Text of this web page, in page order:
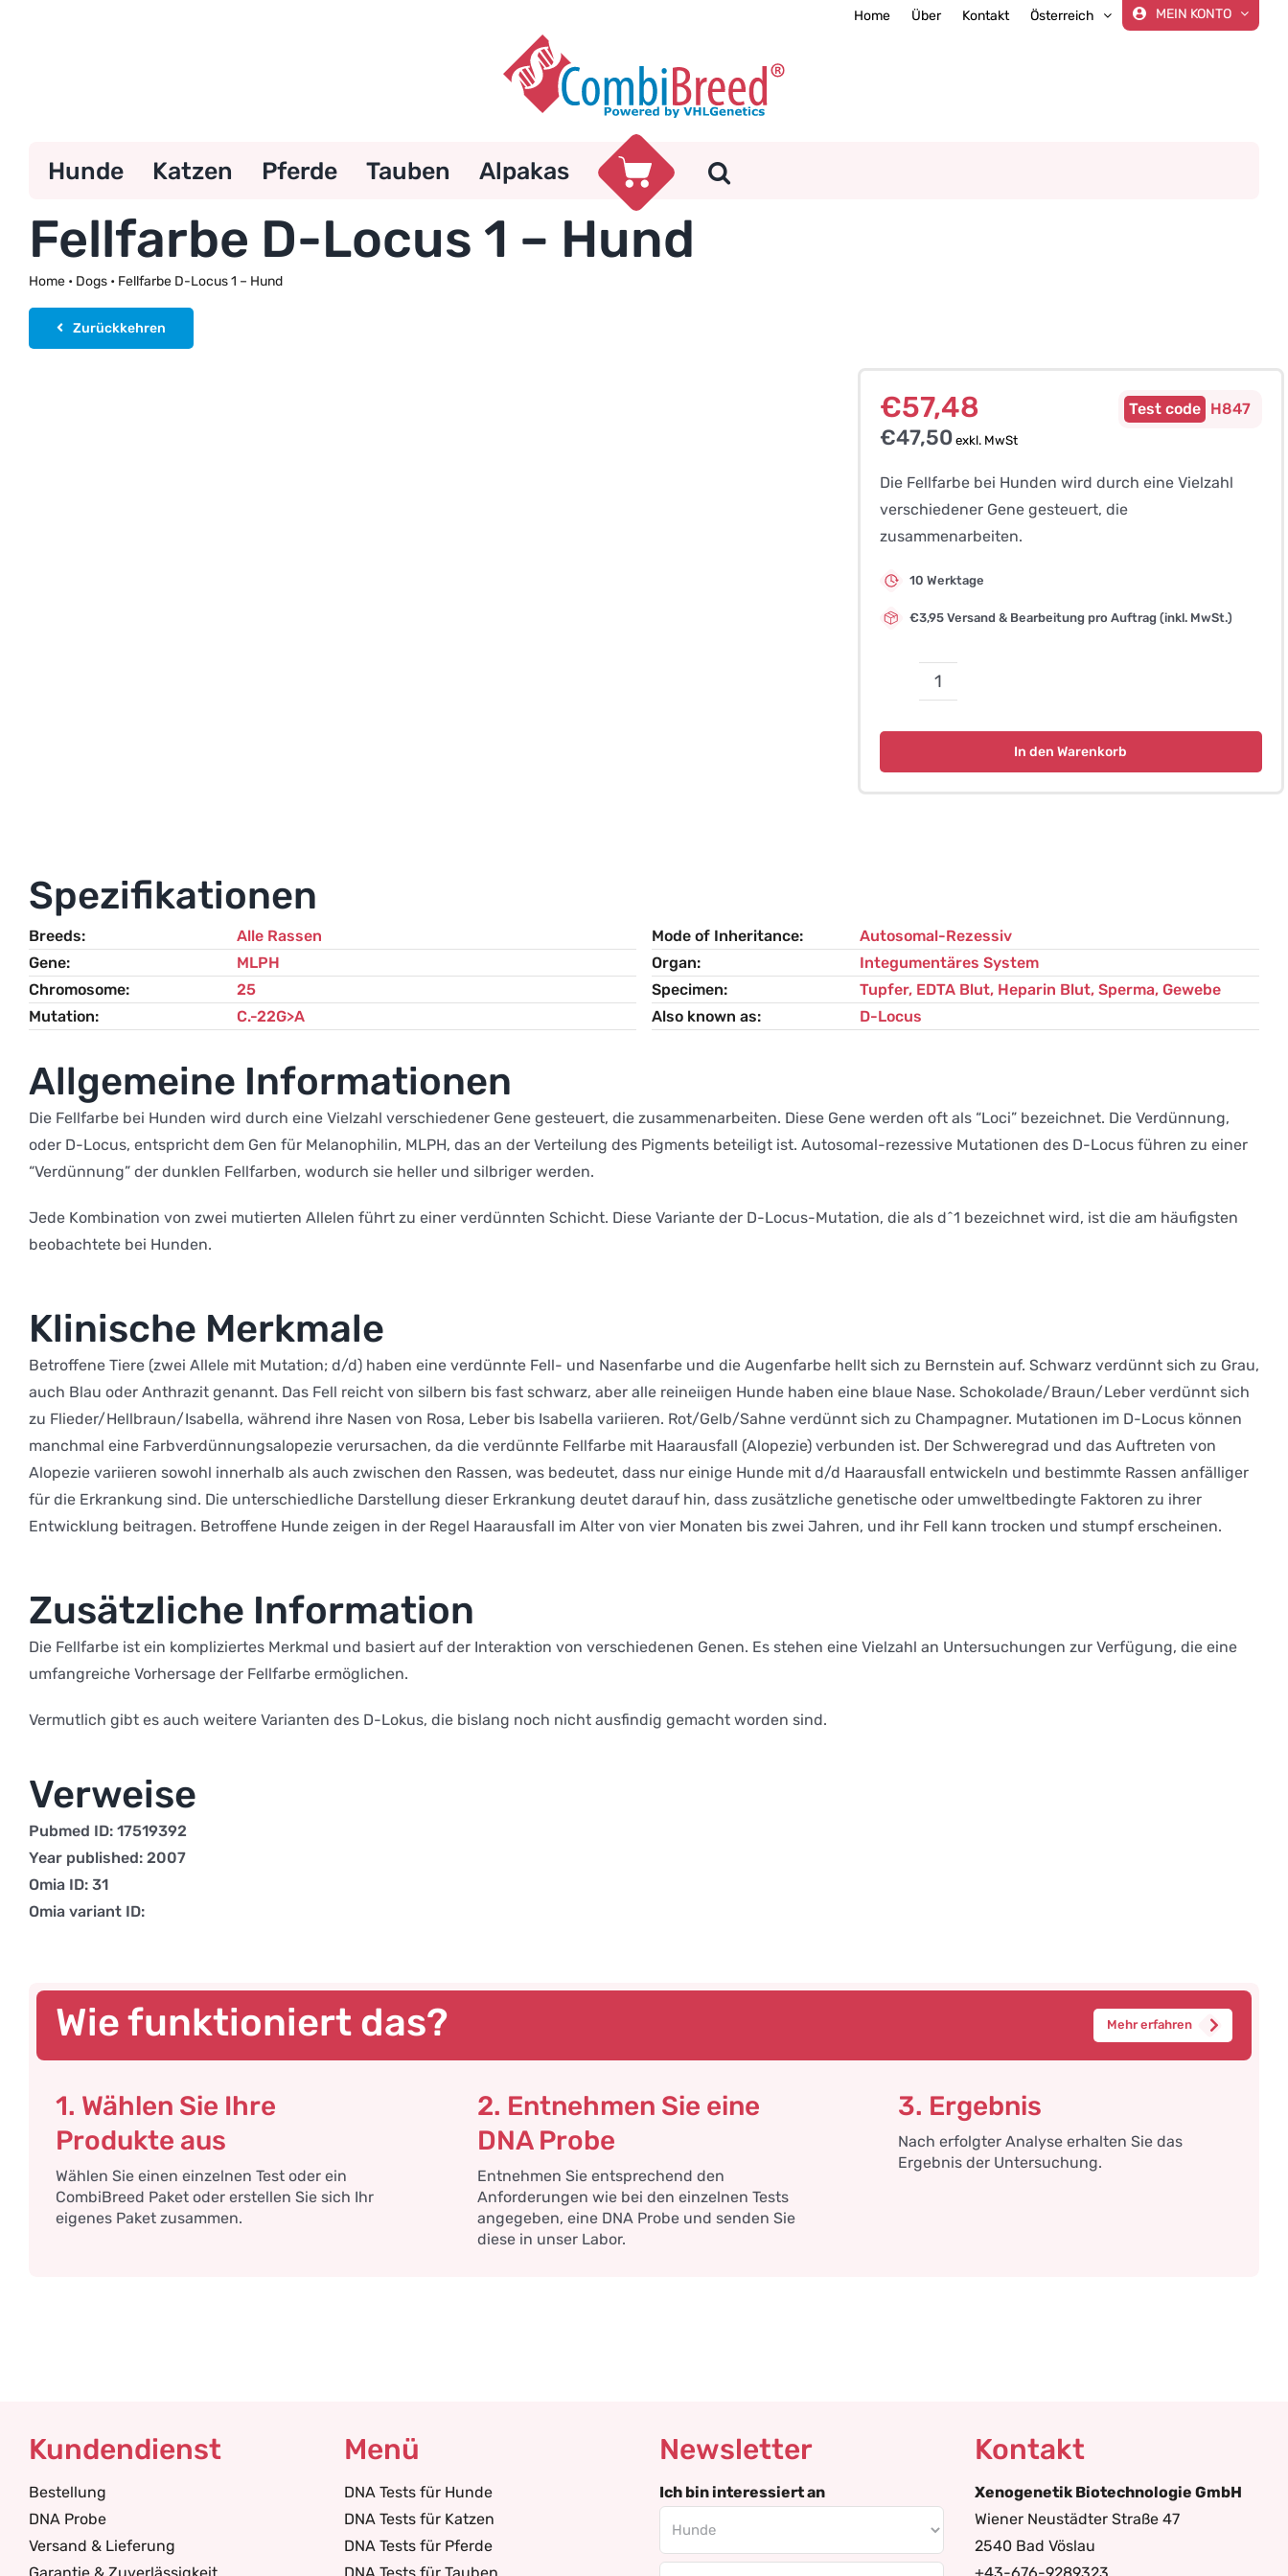
Home Über Kontakt Österreich MEIN KONTO
Hunde Katzen Pferde Tauben Alpakas
Fellfarbe D-Locus 1 – Hund
Home• Dogs• Fellfarbe D-Locus 1 – Hund
Zurückkehren
€57,48
€47,50exkl. MwSt
H847
Die Fellfarbe bei Hunden wird durch eine Vielzahl
verschiedener Gene gesteuert, die
zusammenarbeiten.
10 Werktage
€3,95 Versand & Bearbeitung pro Auftrag (inkl. MwSt.)
Fellfarbe
1
In den Warenkorb
Spezifikationen
Breeds
Alle Rassen
Gene
MLPH
Chromosome
25
Mutation
C.-22G>A
Mode of Inheritance
Autosomal-Rezessiv
Organ
Integumentäres System
Specimen
Tupfer, EDTA Blut, Heparin Blut, Sperma, Gewebe
Also known as
D-Locus
Allgemeine Informationen
Die Fellfarbe bei Hunden wird durch eine Vielzahl verschiedener Gene gesteuert, die zusammenarbeiten. Diese Gene werden oft als “Loci” bezeichnet. Die Verdünnung,
oder D-Locus, entspricht dem Gen für Melanophilin, MLPH, das an der Verteilung des Pigments beteiligt ist. Autosomal-rezessive Mutationen des D-Locus führen zu einer
“Verdünnung” der dunklen Fellfarben, wodurch sie heller und silbriger werden.
Jede Kombination von zwei mutierten Allelen führt zu einer verdünnten Schicht. Diese Variante der D-Locus-Mutation, die als d^1 bezeichnet wird, ist die am häufigsten
beobachtete bei Hunden.
Klinische Merkmale
Betroffene Tiere (zwei Allele mit Mutation; d/d) haben eine verdünnte Fell- und Nasenfarbe und die Augenfarbe hellt sich zu Bernstein auf. Schwarz verdünnt sich zu Grau,
auch Blau oder Anthrazit genannt. Das Fell reicht von silbern bis fast schwarz, aber alle reineiigen Hunde haben eine blaue Nase. Schokolade/Braun/Leber verdünnt sich
zu Flieder/Hellbraun/Isabella, während ihre Nasen von Rosa, Leber bis Isabella variieren. Rot/Gelb/Sahne verdünnt sich zu Champagner. Mutationen im D-Locus können
manchmal eine Farbverdünnungsalopezie verursachen, da die verdünnte Fellfarbe mit Haarausfall (Alopezie) verbunden ist. Der Schweregrad und das Auftreten von
Alopezie variieren sowohl innerhalb als auch zwischen den Rassen, was bedeutet, dass nur einige Hunde mit d/d Haarausfall entwickeln und bestimmte Rassen anfälliger
für die Erkrankung sind. Die unterschiedliche Darstellung dieser Erkrankung deutet darauf hin, dass zusätzliche genetische oder umweltbedingte Faktoren zu ihrer
Entwicklung beitragen. Betroffene Hunde zeigen in der Regel Haarausfall im Alter von vier Monaten bis zwei Jahren, und ihr Fell kann trocken und stumpf erscheinen.
Zusätzliche Information
Die Fellfarbe ist ein kompliziertes Merkmal und basiert auf der Interaktion von verschiedenen Genen. Es stehen eine Vielzahl an Untersuchungen zur Verfügung, die eine
umfangreiche Vorhersage der Fellfarbe ermöglichen.
Vermutlich gibt es auch weitere Varianten des D-Lokus, die bislang noch nicht ausfindig gemacht worden sind.
Verweise
Pubmed ID: 17519392
Year published: 2007
Omia ID: 31
Omia variant ID:
Wie funktioniert das? Mehr erfahren
1. Wählen Sie Ihre
Produkte aus
Wählen Sie einen einzelnen Test oder ein
CombiBreed Paket oder erstellen Sie sich Ihr
eigenes Paket zusammen.
2. Entnehmen Sie eine
DNA Probe
Entnehmen Sie entsprechend den
Anforderungen wie bei den einzelnen Tests
angegeben, eine DNA Probe und senden Sie
diese in unser Labor.
3. Ergebnis
Nach erfolgter Analyse erhalten Sie das
Ergebnis der Untersuchung.
Kundendienst
Bestellung
DNA Probe
Versand & Lieferung
Menü
DNA Tests für Hunde
DNA Tests für Katzen
DNA Tests für Pferde
Newsletter
Ich bin interessiert an
Kontakt
Xenogenetik Biotechnologie GmbH
Wiener Neustädter Straße 47
2540 Bad Vöslau